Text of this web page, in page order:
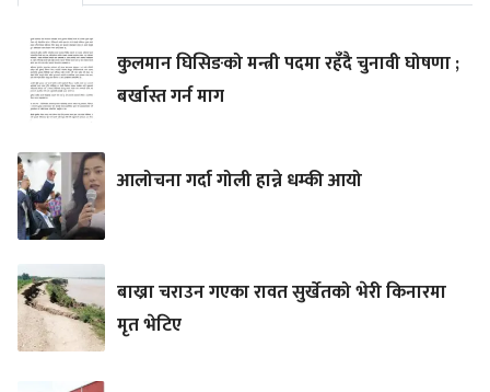
कुलमान घिसिङको मन्त्री पदमा रहँदै चुनावी घोषणा ;
बर्खास्त गर्न माग
आलोचना गर्दा गोली हान्ने धम्की आयो
बाख्रा चराउन गएका रावत सुर्खेतको भेरी किनारमा
मृत भेटिए